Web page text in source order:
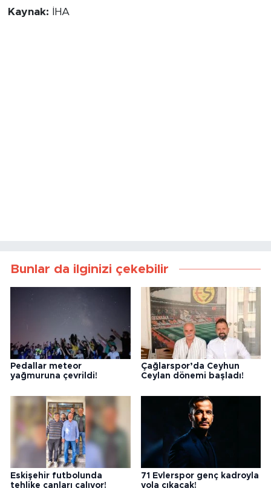
Kaynak: İHA
Bunlar da ilginizi çekebilir
Pedallar meteor
yağmuruna çevrildi!
Çağlarspor’da Ceyhun
Ceylan dönemi başladı!
Eskişehir futbolunda
tehlike çanları çalıyor!
71 Evlerspor genç kadroyla
yola çıkacak!